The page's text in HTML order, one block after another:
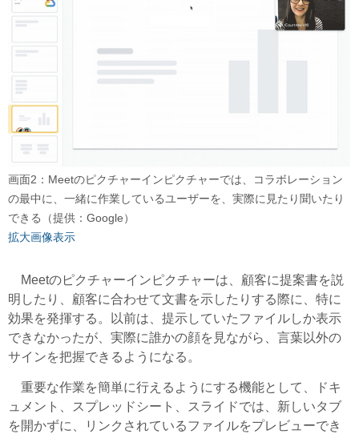
画面2：Meetのピクチャーインピクチャーでは、コラボレーション
の最中に、一緒に作業しているユーザーを、実際に見たり聞いたり
できる（提供：Google）
拡大画像表示
Meetのピクチャーインピクチャーは、顧客に提案書を説
明したり、顧客に合わせて文書を示したりする際に、特に
効果を発揮する。以前は、提示していたファイルしか表示
できなかったが、実際に誰かの顔を見ながら、言葉以外の
サインを把握できるようになる。
重要な作業を簡単に行えるようにする機能として、ドキ
ュメント、スプレッドシート、スライドでは、新しいタブ
を開かずに、リンクされているファイルをプレビューでき